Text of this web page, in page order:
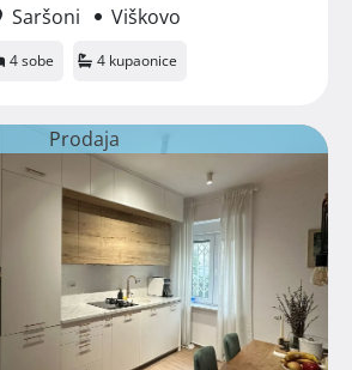
Saršoni
Viškovo
4 sobe 4 kupaonice
Prodaja